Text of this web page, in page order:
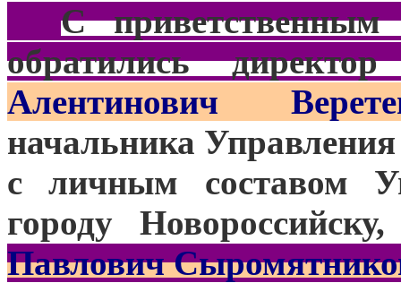
С
обратились директор
Алентинович
начальника
с личным составом
городу
Павлович